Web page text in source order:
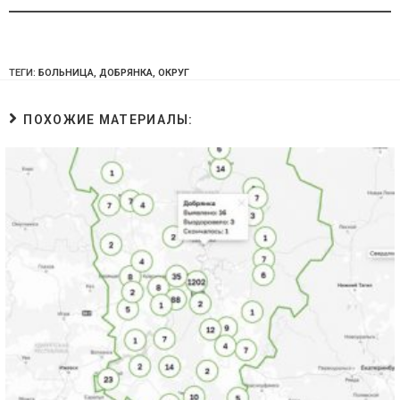
ТЕГИ: БОЛЬНИЦА ДОБРЯНКА ОКРУГ
ПОХОЖИЕ МАТЕРИАЛЫ: